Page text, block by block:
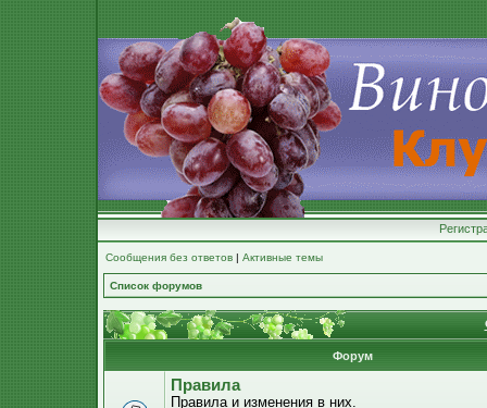
Сообщения без ответов | Активные темы
Список форумов
Форум
Правила
Правила и изменения в них.